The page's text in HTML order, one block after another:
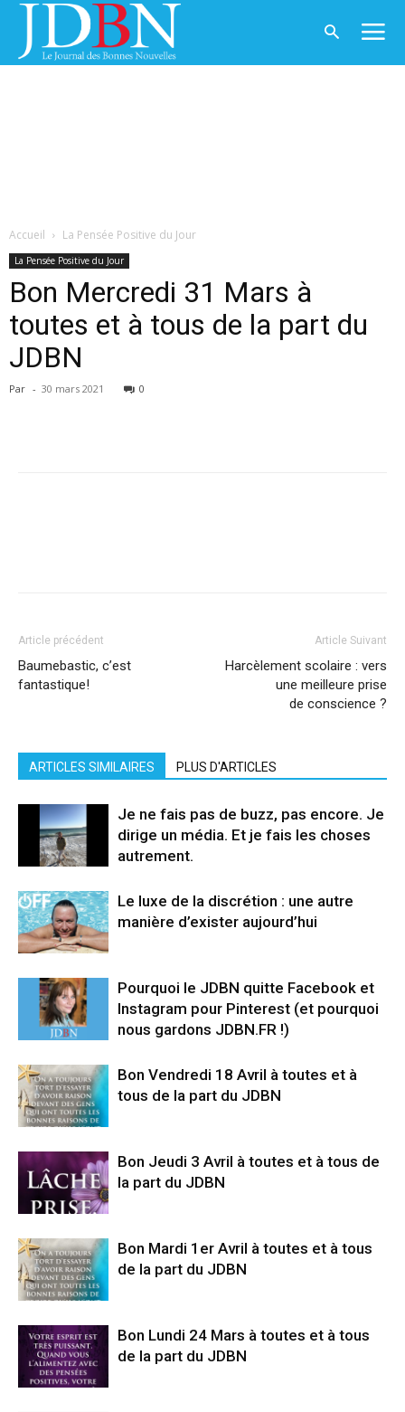
Accueil La Pensée Positive du Jour
La Pensée Positive du Jour
Bon Mercredi 31 Mars à
toutes et à tous de la part du
JDBN
Par - 30 mars 2021 0
Article précédent
Baumebastic, c’est
fantastique!
Article Suivant
Harcèlement scolaire : vers
une meilleure prise
de conscience ?
ARTICLES SIMILAIRES PLUS D'ARTICLES
Je ne fais pas de buzz, pas encore. Je
dirige un média. Et je fais les choses
autrement.
Le luxe de la discrétion : une autre
manière d’exister aujourd’hui
Pourquoi le JDBN quitte Facebook et
Instagram pour Pinterest (et pourquoi
nous gardons JDBN.FR !)
Bon Vendredi 18 Avril à toutes et à
tous de la part du JDBN
Bon Jeudi 3 Avril à toutes et à tous de
la part du JDBN
Bon Mardi 1er Avril à toutes et à tous
de la part du JDBN
Bon Lundi 24 Mars à toutes et à tous
de la part du JDBN